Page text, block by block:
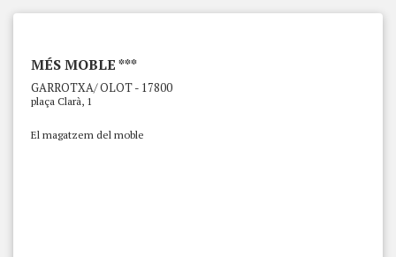
MÉS MOBLE ***
GARROTXA/ OLOT - 17800
plaça Clarà, 1
El magatzem del moble